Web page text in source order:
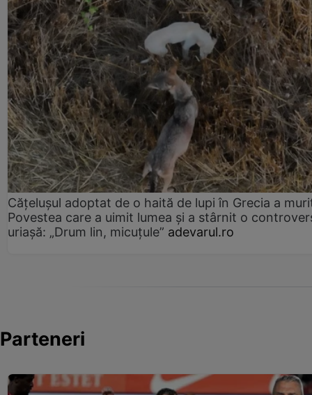
Cățelușul adoptat de o haită de lupi în Grecia a
Povestea care a uimit lumea și a stârnit o
uriașă: „Drum lin, micuțule” adevarul.ro
Parteneri